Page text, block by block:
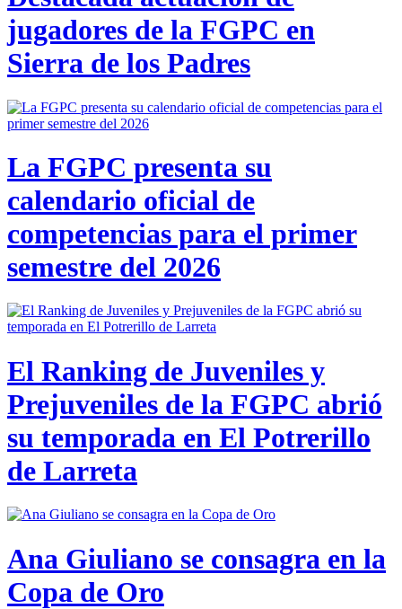
jugadores de la FGPC en
Sierra de los Padres
La FGPC presenta su
calendario oficial de
competencias para el primer
semestre del 2026
El Ranking de Juveniles y
Prejuveniles de la FGPC abrió
su temporada en El Potrerillo
de Larreta
Ana Giuliano se consagra en la
Copa de Oro